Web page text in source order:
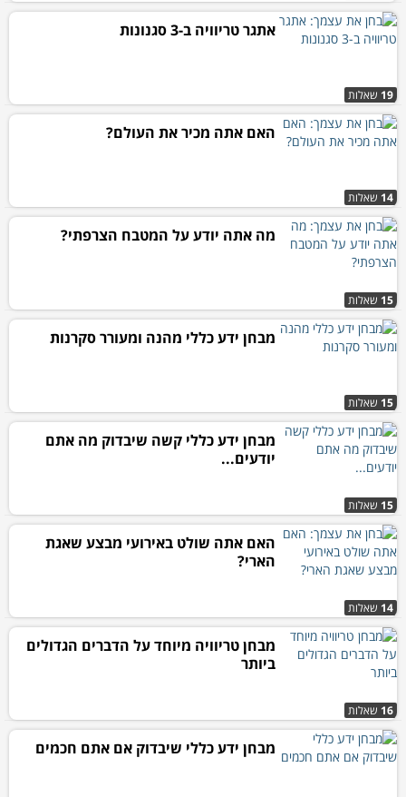
19 שאלות
אתגר טריוויה ב-3 סגנונות
14 שאלות
האם אתה מכיר את העולם?
15 שאלות
מה אתה יודע על המטבח הצרפתי?
15 שאלות
מבחן ידע כללי מהנה ומעורר סקרנות
15 שאלות
מבחן ידע כללי קשה שיבדוק מה אתם
יודעים...
14 שאלות
האם אתה שולט באירועי מבצע שאגת
הארי?
16 שאלות
מבחן טריוויה מיוחד על הדברים הגדולים
ביותר
מבחן ידע כללי שיבדוק אם אתם חכמים